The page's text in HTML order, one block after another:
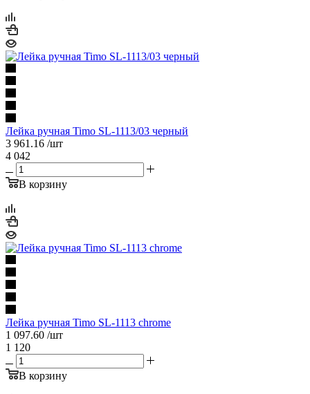
Лейка ручная Timo SL-1113/03 черный
3 961.16 /шт
4 042
В корзину
Лейка ручная Timo SL-1113 chrome
1 097.60 /шт
1 120
В корзину